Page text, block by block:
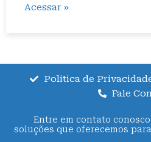
Acessar »
Politica de
Fale
Entre em contato
soluções que oferecemos